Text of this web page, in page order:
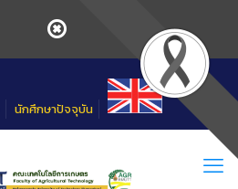
นักศึกษาปัจจุบัน